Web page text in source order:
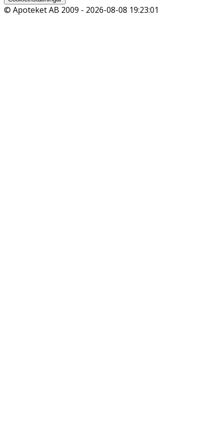
© Apoteket AB 2009 - 2026-08-08 19:23:01